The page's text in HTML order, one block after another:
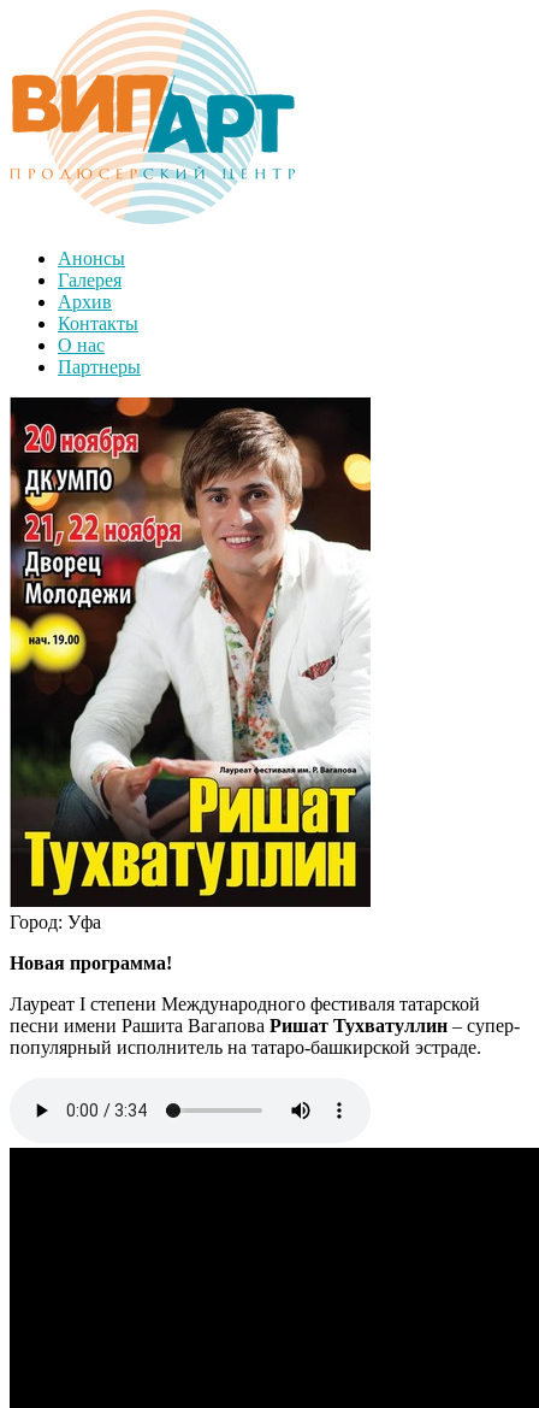
Анонсы
Галерея
Архив
Контакты
О нас
Партнеры
Город: Уфа
Новая программа!
Лауреат I степени Международного фестиваля татарской
песни имени Рашита Вагапова Ришат Тухватуллин – супер-
популярный исполнитель на татаро-башкирской эстраде.